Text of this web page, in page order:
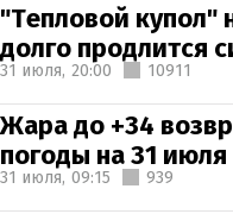
"Тепловой купол"
долго продлится
31 июля, 20:00 10911
Жара до +34
погоды на 31 июля
31 июля, 09:15 939